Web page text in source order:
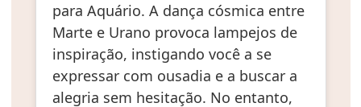
para Aquário. A dança cósmica entre
Marte e Urano provoca lampejos de
inspiração, instigando você a se
expressar com ousadia e a buscar a
alegria sem hesitação. No entanto,